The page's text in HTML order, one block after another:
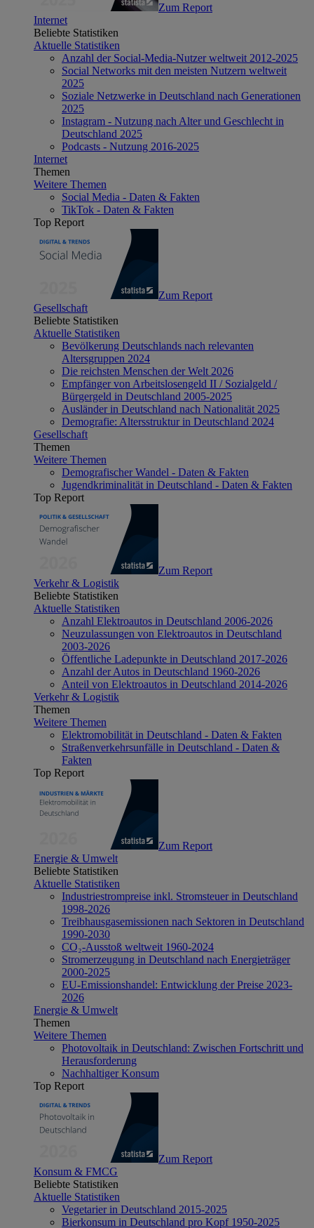
Zum Report
Internet
Beliebte Statistiken
Aktuelle Statistiken
Anzahl der Social-Media-Nutzer weltweit 2012-2025
Social Networks mit den meisten Nutzern weltweit
2025
Soziale Netzwerke in Deutschland nach Generationen
2025
Instagram - Nutzung nach Alter und Geschlecht in
Deutschland 2025
Podcasts - Nutzung 2016-2025
Internet
Themen
Weitere Themen
Social Media - Daten & Fakten
TikTok - Daten & Fakten
Top Report
Zum Report
Gesellschaft
Beliebte Statistiken
Aktuelle Statistiken
Bevölkerung Deutschlands nach relevanten
Altersgruppen 2024
Die reichsten Menschen der Welt 2026
Empfänger von Arbeitslosengeld II / Sozialgeld /
Bürgergeld in Deutschland 2005-2025
Ausländer in Deutschland nach Nationalität 2025
Demografie: Altersstruktur in Deutschland 2024
Gesellschaft
Themen
Weitere Themen
Demografischer Wandel - Daten & Fakten
Jugendkriminalität in Deutschland - Daten & Fakten
Top Report
Zum Report
Verkehr & Logistik
Beliebte Statistiken
Aktuelle Statistiken
Anzahl Elektroautos in Deutschland 2006-2026
Neuzulassungen von Elektroautos in Deutschland
2003-2026
Öffentliche Ladepunkte in Deutschland 2017-2026
Anzahl der Autos in Deutschland 1960-2026
Anteil von Elektroautos in Deutschland 2014-2026
Verkehr & Logistik
Themen
Weitere Themen
Elektromobilität in Deutschland - Daten & Fakten
Straßenverkehrsunfälle in Deutschland - Daten &
Fakten
Top Report
Zum Report
Energie & Umwelt
Beliebte Statistiken
Aktuelle Statistiken
Industriestrompreise inkl. Stromsteuer in Deutschland
1998-2026
Treibhausgasemissionen nach Sektoren in Deutschland
1990-2030
CO₂-Ausstoß weltweit 1960-2024
Stromerzeugung in Deutschland nach Energieträger
2000-2025
EU-Emissionshandel: Entwicklung der Preise 2023-
2026
Energie & Umwelt
Themen
Weitere Themen
Photovoltaik in Deutschland: Zwischen Fortschritt und
Herausforderung
Nachhaltiger Konsum
Top Report
Zum Report
Konsum & FMCG
Beliebte Statistiken
Aktuelle Statistiken
Vegetarier in Deutschland 2015-2025
Bierkonsum in Deutschland pro Kopf 1950-2025